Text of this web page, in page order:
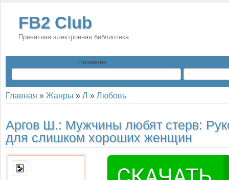
FB2 Club
Приватная электронная библиотека
Название
Главная » Жанры » Л » Любовь
Аргов Ш.: Мужчины любят стерв:
для слишком хороших женщин